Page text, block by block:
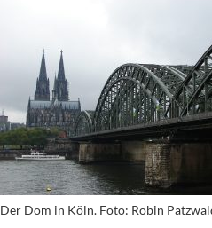
Der Dom in Köln. Foto: Robin